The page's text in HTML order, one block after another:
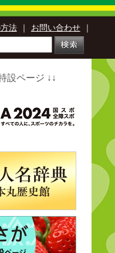
法 ｜ お問い合わせ ｜
設ページ ↓↓